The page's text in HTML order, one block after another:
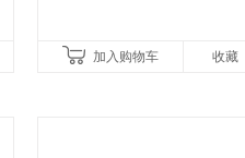
加入购物车 收藏